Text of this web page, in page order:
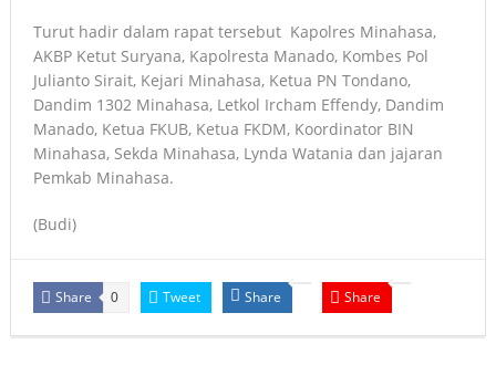
Turut hadir dalam rapat tersebut Kapolres Minahasa,
AKBP Ketut Suryana, Kapolresta Manado, Kombes Pol
Julianto Sirait, Kejari Minahasa, Ketua PN Tondano,
Dandim 1302 Minahasa, Letkol Ircham Effendy, Dandim
Manado, Ketua FKUB, Ketua FKDM, Koordinator BIN
Minahasa, Sekda Minahasa, Lynda Watania dan jajaran
Pemkab Minahasa.
(Budi)
Share 0 Tweet Share Share